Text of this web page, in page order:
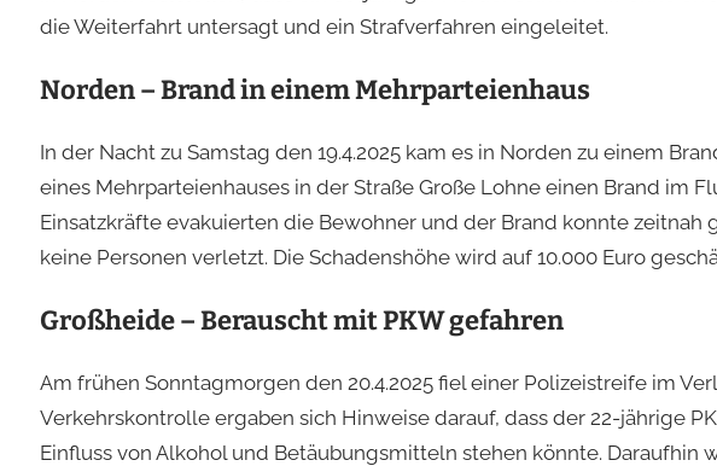
die Weiterfahrt untersagt und ein Strafverfahren eingeleitet.
Norden – Brand in einem Mehrparteienhaus
In der Nacht zu Samstag den 19.4.2025 kam es in Norden zu einem
eines Mehrparteienhauses in der Straße Große Lohne einen Brand im
Einsatzkräfte evakuierten die Bewohner und der Brand konnte
keine Personen verletzt. Die Schadenshöhe wird auf 10.000 Euro
Großheide – Berauscht mit PKW gefahren
Am frühen Sonntagmorgen den 20.4.2025 fiel einer Polizeistreife im
Verkehrskontrolle ergaben sich Hinweise darauf, dass der 22-jährige
Einfluss von Alkohol und Betäubungsmitteln stehen könnte.